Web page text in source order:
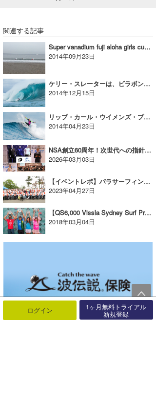
関連する記事
Super vanadium fuji aloha girls cup2014
2014年09月23日
ケリー・スレーターは、ビラボン・パイプ・マスターズのタフなラウンド2を支配する。
2014年12月15日
リップ・カール・ウイメンズ・プロ・ベルズ・ビーチは4つのセミファイナル・スポットが決定
2014年04月23日
NSA創立60周年！次世代への指針「NEXT10」始動。2026年度の強化指定選手も一挙発表！
2026年03月03日
【イベントレポ】パラサーフィンフェスタ 2023が静波サーフスタジアムで開催された
2023年04月27日
【QS6,000 Vissla Sydney Surf Pro速報】デビッド・シルバ、ニッキ・ヴェン・ダイクが優勝！
2018年03月04日
ログイン 1ヶ月無料トライアル
新規登録